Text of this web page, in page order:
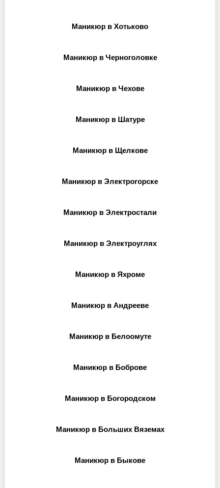
Маникюр в Хотьково
Маникюр в Черноголовке
Маникюр в Чехове
Маникюр в Шатуре
Маникюр в Щелкове
Маникюр в Электрогорске
Маникюр в Электростали
Маникюр в Электроуглях
Маникюр в Яхроме
Маникюр в Андрееве
Маникюр в Белоомуте
Маникюр в Боброве
Маникюр в Богородском
Маникюр в Больших Вяземах
Маникюр в Быкове